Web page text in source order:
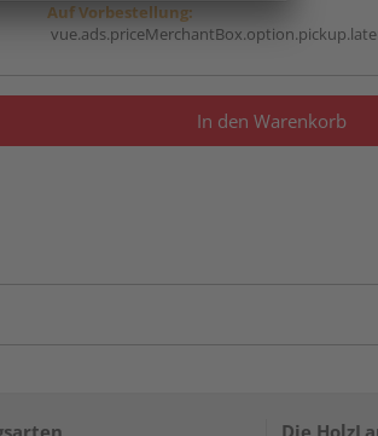
Auf Vorbestellung:
In den Warenkorb
Die